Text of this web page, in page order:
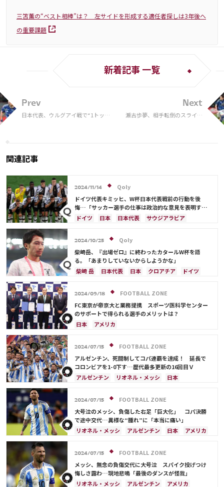
三笘薫の“ベスト相棒”は？ 左サイドを形成する適任者探しは3年後へ
の重要課題
Prev
日本代表、ウルグアイ戦で“1トップ
新着記事 一覧
Next
瀬古歩夢、相手転倒のスライデ
関連記事
2024/11/14
Qoly
ドイツ代表キミッヒ、W杯日本代表戦前の行動を後
悔…「サッカー選手の仕事は政治的な意見を表明する
ことではない」
ドイツ 日本 日本代表 サウジアラビア
2024/10/25
Qoly
柴崎岳、『出場ゼロ』に終わったカタールW杯を語
る。「あまりしていないからしようかな」
柴崎 岳
日本代表 日本 クロアチア
ドイツ
2024/09/18
FOOTBALL ZONE
FC東京が帝京大と業務提携 スポーツ医科学センター
のサポートで得られる選手のメリットは？
日本
アメリカ
2024/07/15
FOOTBALL ZONE
アルゼンチン、死闘制してコパ連覇を達成！ 延長で
コロンビアを1-0下す…歴代最多更新の16回目Ｖ
アルゼンチン
リオネル・メッシ
日本
2024/07/15
FOOTBALL ZONE
大号泣のメッシ、負傷した右足「巨大化」 コパ決勝
で途中交代…異様な“腫れ”に「本当に痛い」
リオネル・メッシ
アルゼンチン 日本 アメリカ
2024/07/15
FOOTBALL ZONE
メッシ、無念の負傷交代に大号泣 スパイク投げつけ
悔しさ露わ…現地悲鳴「最後のダンスが怪我」
リオネル・メッシ
アルゼンチン
アメリカ